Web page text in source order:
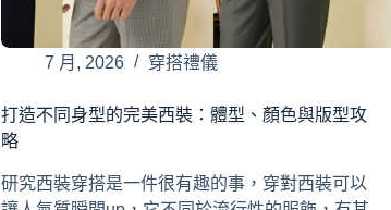
7 月, 2026 穿搭禮儀
打造不同身型的完美西裝：體型、顏色與版型攻
略
研究西裝穿搭是一件很有趣的事，穿對西裝可以